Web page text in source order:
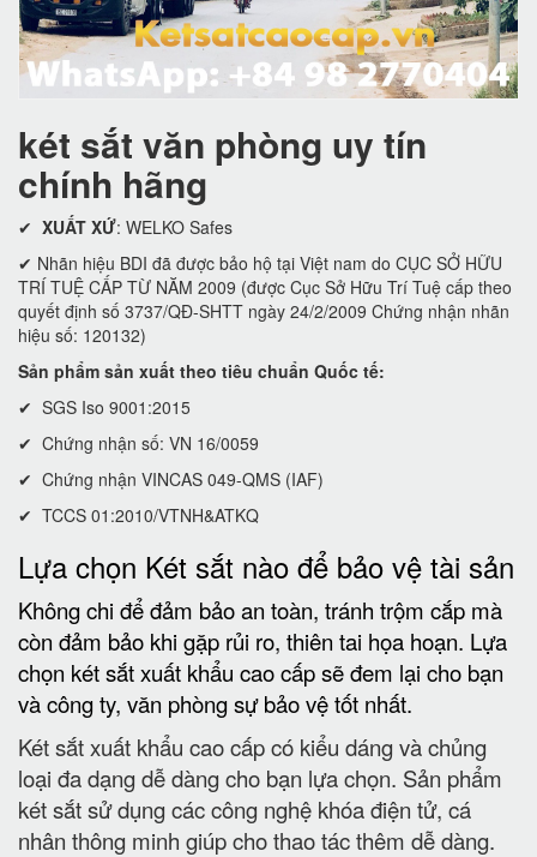
két sắt văn phòng uy tín
chính hãng
✔ XUẤT XỨ: WELKO Safes
✔ Nhãn hiệu BDI đã được bảo hộ tại Việt nam do CỤC SỞ HỮU
TRÍ TUỆ CẤP TỪ NĂM 2009 (được Cục Sở Hữu Trí Tuệ cấp theo
quyết định số 3737/QĐ-SHTT ngày 24/2/2009 Chứng nhận nhãn
hiệu số: 120132)
Sản phẩm sản xuất theo tiêu chuẩn Quốc tế:
✔ SGS Iso 9001:2015
✔ Chứng nhận số: VN 16/0059
✔ Chứng nhận VINCAS 049-QMS (IAF)
✔ TCCS 01:2010/VTNH&ATKQ
Lựa chọn Két sắt nào để bảo vệ tài sản
Không chi để đảm bảo an toàn, tránh trộm cắp mà
còn đảm bảo khi gặp rủi ro, thiên tai họa hoạn. Lựa
chọn két sắt xuất khẩu cao cấp sẽ đem lại cho bạn
và công ty, văn phòng sự bảo vệ tốt nhất.
Két sắt xuất khẩu cao cấp có kiểu dáng và chủng
loại đa dạng dễ dàng cho bạn lựa chọn. Sản phẩm
két sắt sử dụng các công nghệ khóa điện tử, cá
nhân thông minh giúp cho thao tác thêm dễ dàng.